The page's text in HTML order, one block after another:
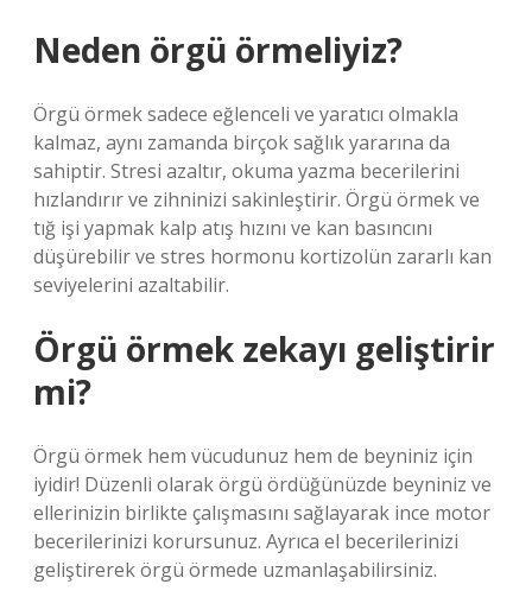
Neden örgü örmeliyiz?
Örgü örmek sadece eğlenceli ve yaratıcı olmakla
kalmaz, aynı zamanda birçok sağlık yararına da
sahiptir. Stresi azaltır, okuma yazma becerilerini
hızlandırır ve zihninizi sakinleştirir. Örgü örmek ve
tığ işi yapmak kalp atış hızını ve kan basıncını
düşürebilir ve stres hormonu kortizolün zararlı kan
seviyelerini azaltabilir.
Örgü örmek zekayı geliştirir
mi?
Örgü örmek hem vücudunuz hem de beyniniz için
iyidir! Düzenli olarak örgü ördüğünüzde beyniniz ve
ellerinizin birlikte çalışmasını sağlayarak ince motor
becerilerinizi korursunuz. Ayrıca el becerilerinizi
geliştirerek örgü örmede uzmanlaşabilirsiniz.